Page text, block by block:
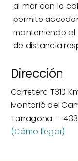
al mar con la
permite
manteniendo al
de distancia
Dirección
Carretera T310
Montbrió del
Tarragona –
(Cómo llegar)